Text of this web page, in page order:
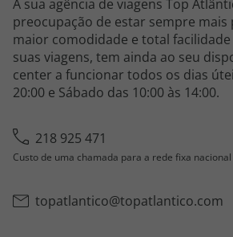
A sua agência de viagens Top
preocupação de estar sempre mais
maior comodidade e total
suas viagens, tem ainda ao seu
center a funcionar todos os dias
20:00 e Sábado das 10:00 às 14:00.
218 925 471
Custo de uma chamada para a rede fixa nacional
topatlantico@topatlantico.com